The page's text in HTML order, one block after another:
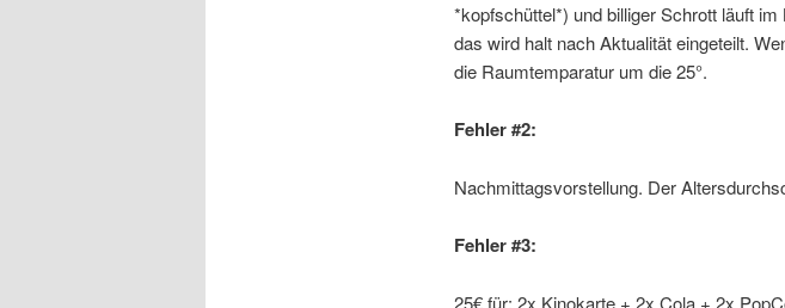
*kopfschüttel*) und billiger Schrott läuft
das wird halt nach Aktualität eingeteilt.
die Raumtemparatur um die 25°.
Fehler #2:
Nachmittagsvorstellung. Der
Fehler #3:
25€ für: 2x Kinokarte + 2x Cola + 2x